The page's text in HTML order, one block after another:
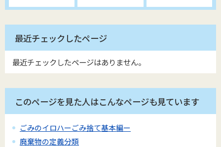
最近チェックしたページ
最近チェックしたページはありません。
このページを見た人はこんなページも見ています
ごみのイロハーごみ捨て基本編ー
廃棄物の定義分類